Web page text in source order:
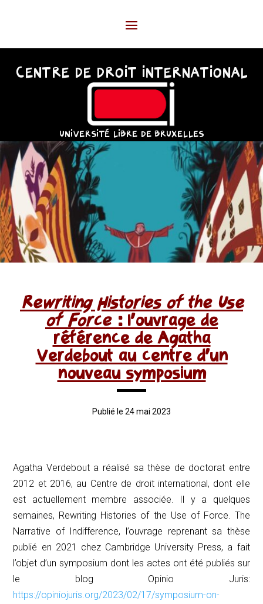
CENTRE DE DROIT INTERNATIONAL
UNIVERSITÉ LIBRE DE BRUXELLES
Rewriting Histories of the Use
of Force: l’ouvrage de
référence de Agatha
Verdebout au centre d’un
nouveau symposium
Publié le 24 mai 2023
Agatha Verdebout a réalisé sa thèse de doctorat entre
2012 et 2016, au Centre de droit international, dont elle
est actuellement membre associée. Il y a quelques
semaines, Rewriting Histories of the Use of Force. The
Narrative of Indifference, l’ouvrage reprenant sa thèse
publié en 2021 chez Cambridge University Press, a fait
l’objet d’un symposium dont les actes ont été publiés sur
le blog Opinio Juris:
https://opiniojuris.org/2023/02/17/symposium-on-